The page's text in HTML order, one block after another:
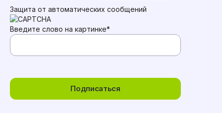
Подписаться
Защита от автоматических сообщений
Введите слово на картинке*